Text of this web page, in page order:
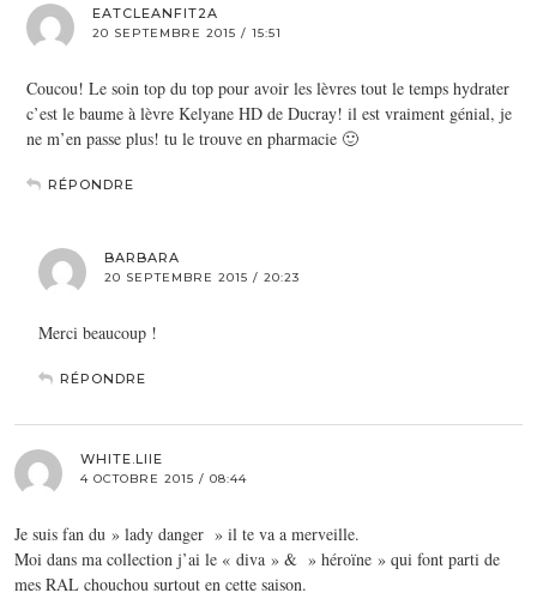
EATCLEANFIT2A
20 SEPTEMBRE 2015 / 15:51
Coucou! Le soin top du top pour avoir les lèvres tout le temps hydrater
c’est le baume à lèvre Kelyane HD de Ducray! il est vraiment génial, je
ne m’en passe plus! tu le trouve en pharmacie 🙂
RÉPONDRE
BARBARA
20 SEPTEMBRE 2015 / 20:23
Merci beaucoup !
RÉPONDRE
WHITE.LIIE
4 OCTOBRE 2015 / 08:44
Je suis fan du » lady danger » il te va a merveille.
Moi dans ma collection j’ai le « diva » & » héroïne » qui font parti de
mes RAL chouchou surtout en cette saison.